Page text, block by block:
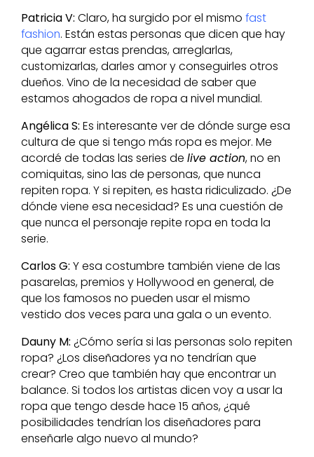
Patricia V: Claro, ha surgido por el mismo fast
fashion. Están estas personas que dicen que hay
que agarrar estas prendas, arreglarlas,
customizarlas, darles amor y conseguirles otros
dueños. Vino de la necesidad de saber que
estamos ahogados de ropa a nivel mundial.
Angélica S: Es interesante ver de dónde surge esa
cultura de que si tengo más ropa es mejor. Me
acordé de todas las series de live action, no en
comiquitas, sino las de personas, que nunca
repiten ropa. Y si repiten, es hasta ridiculizado. ¿De
dónde viene esa necesidad? Es una cuestión de
que nunca el personaje repite ropa en toda la
serie.
Carlos G: Y esa costumbre también viene de las
pasarelas, premios y Hollywood en general, de
que los famosos no pueden usar el mismo
vestido dos veces para una gala o un evento.
Dauny M: ¿Cómo sería si las personas solo repiten
ropa? ¿Los diseñadores ya no tendrían que
crear? Creo que también hay que encontrar un
balance. Si todos los artistas dicen voy a usar la
ropa que tengo desde hace 15 años, ¿qué
posibilidades tendrían los diseñadores para
enseñarle algo nuevo al mundo?